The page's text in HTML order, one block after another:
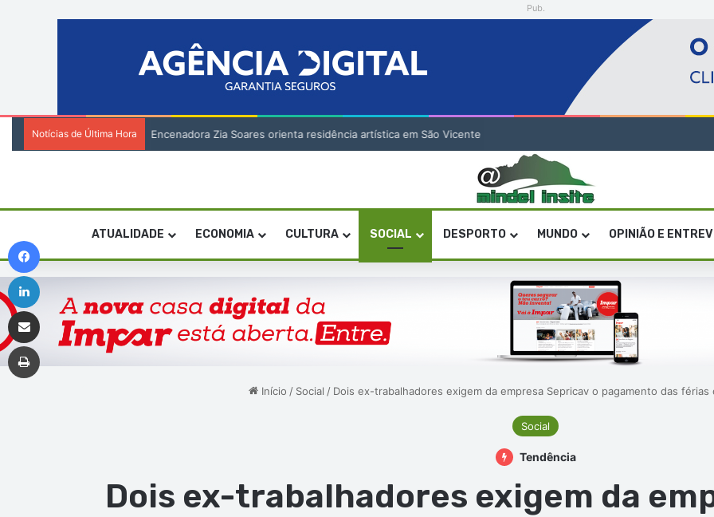
Pub.
Notícias de Última Hora Encenadora Zia Soares orienta residência artística em São Vicente
ATUALIDADE ECONOMIA CULTURA SOCIAL DESPORTO MUNDO OPINIÃO E
Início / Social / Dois ex-trabalhadores exigem da empresa Sepricav o pagamento das
Social
Tendência
Dois ex-trabalhadores exigem da
Linkedin
Imprimir